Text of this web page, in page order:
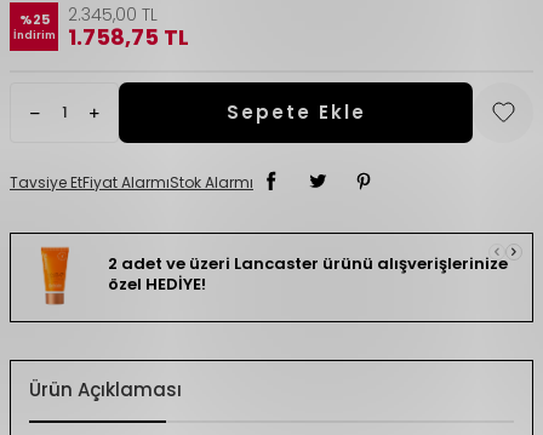
%25
İndirim
2.345,00 TL
1.758,75 TL
Sepete Ekle
Tavsiye EtFiyat AlarmıStok Alarmı
2 adet ve üzeri Lancaster ürünü alışverişlerinize
özel HEDİYE!
Ürün Açıklaması